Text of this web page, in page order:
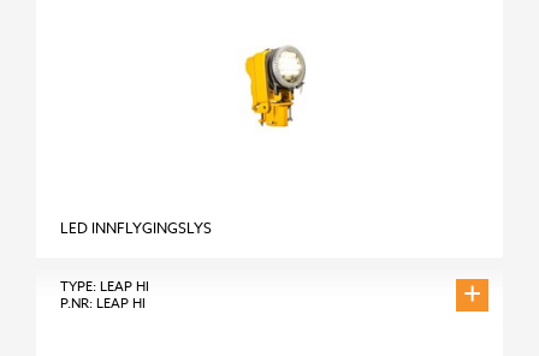
LED INNFLYGINGSLYS
TYPE: LEAP HI
P.NR: LEAP HI
+